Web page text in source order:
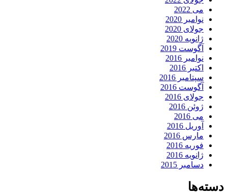
می 2022
نوامبر 2020
جولای 2020
ژانویه 2020
آگوست 2019
نوامبر 2016
اکتبر 2016
سپتامبر 2016
آگوست 2016
جولای 2016
ژوئن 2016
می 2016
آوریل 2016
مارس 2016
فوریه 2016
ژانویه 2016
دسامبر 2015
دسته‌ها